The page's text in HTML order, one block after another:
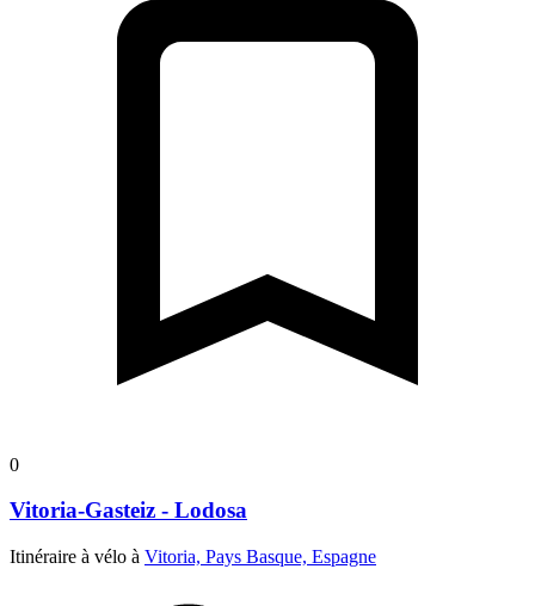
0
Vitoria-Gasteiz - Lodosa
Itinéraire à vélo à Vitoria, Pays Basque, Espagne